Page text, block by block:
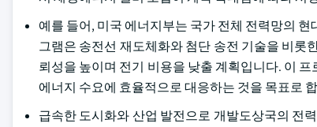
예를 들어, 미국 에너지부는 국가 전체 전력망의
그램은 송전선 재도체화와 첨단 송전 기술을 비롯
뢰성을 높이며 전기 비용을 낮출 계획입니다. 이
에너지 수요에 효율적으로 대응하는 것을 목표로
급속한 도시화와 산업 발전으로 개발도상국의 전